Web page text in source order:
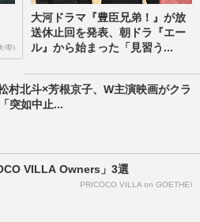
學)
大河ドラマ『豊臣兄弟！』が放
送休止回を発表、朝ドラ『エー
ル』から始まった「見習う...
村北斗×芳根京子、W主演映画がクラ
突如中止...
VILLA Owners」3選
PR(COCO VILLA on GOETHE)